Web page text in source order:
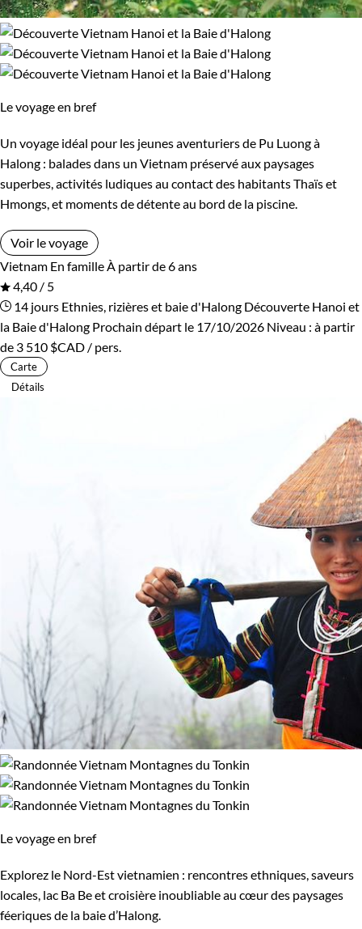
Le voyage en bref
Un voyage idéal pour les jeunes aventuriers de Pu Luong à
Halong : balades dans un Vietnam préservé aux paysages
superbes, activités ludiques au contact des habitants Thaïs et
Hmongs, et moments de détente au bord de la piscine.
Voir le voyage
Vietnam En famille À partir de 6 ans
4,40 / 5
14 jours Ethnies, rizières et baie d'Halong Découverte Hanoi et
la Baie d'Halong Prochain départ le 17/10/2026 Niveau : à partir
de 3 510 $CAD / pers.
Carte
Détails
Le voyage en bref
Explorez le Nord-Est vietnamien : rencontres ethniques, saveurs
locales, lac Ba Be et croisière inoubliable au cœur des paysages
féeriques de la baie d’Halong.